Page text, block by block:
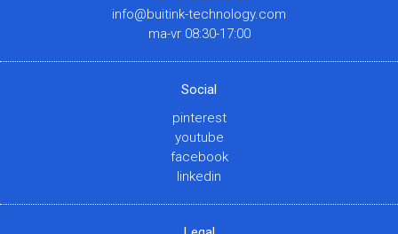
info@buitink-technology.com
ma-vr 08:30-17:00
Social
pinterest
youtube
facebook
linkedin